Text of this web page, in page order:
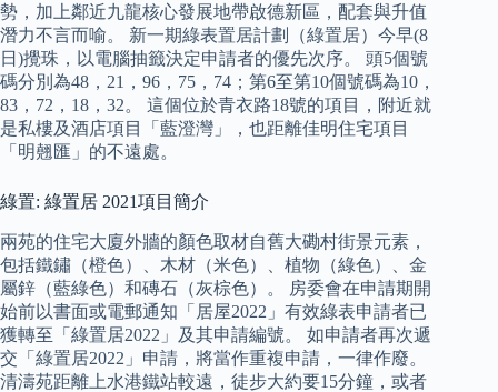
勢，加上鄰近九龍核心發展地帶啟德新區，配套與升值
潛力不言而喻。 新一期綠表置居計劃（綠置居）今早(8
日)攪珠，以電腦抽籤決定申請者的優先次序。 頭5個號
碼分別為48，21，96，75，74；第6至第10個號碼為10，
83，72，18，32。 這個位於青衣路18號的項目，附近就
是私樓及酒店項目「藍澄灣」，也距離佳明住宅項目
「明翹匯」的不遠處。
綠置: 綠置居 2021項目簡介
兩苑的住宅大廈外牆的顏色取材自舊大磡村街景元素，
包括鐵鏽（橙色）、木材（米色）、植物（綠色）、金
屬鋅（藍綠色）和磚石（灰棕色）。 房委會在申請期開
始前以書面或電郵通知「居屋2022」有效綠表申請者已
獲轉至「綠置居2022」及其申請編號。 如申請者再次遞
交「綠置居2022」申請，將當作重複申請，一律作廢。
清濤苑距離上水港鐵站較遠，徒步大約要15分鐘，或者